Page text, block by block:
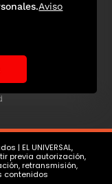
Mundialistas
| EL UNIVERSAL,
previa autorización,
retransmisión,
contenidos
Aviso